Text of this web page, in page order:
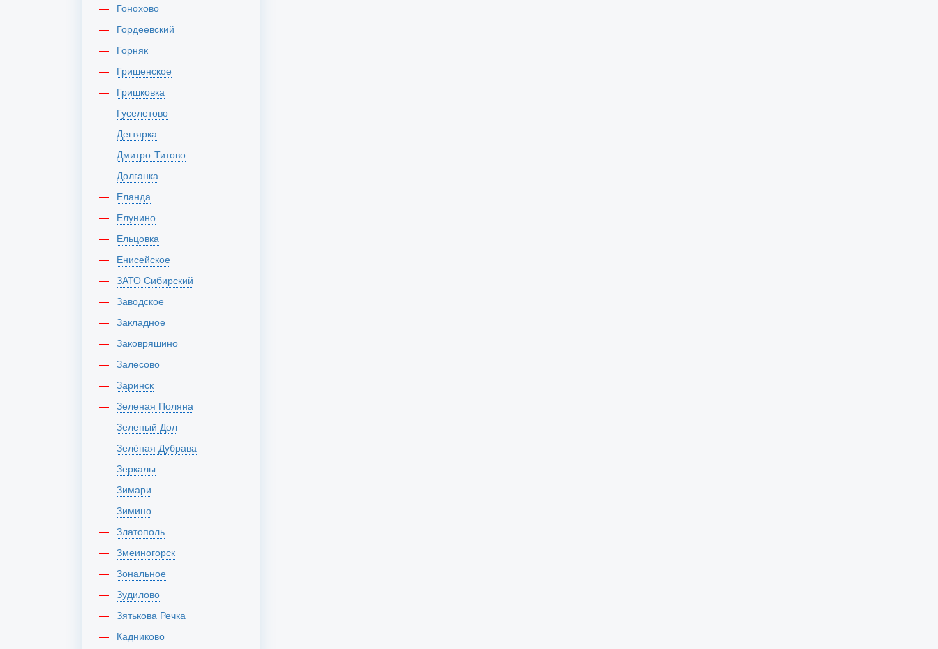
Гонохово
Гордеевский
Горняк
Гришенское
Гришковка
Гуселетово
Дегтярка
Дмитро-Титово
Долганка
Еланда
Елунино
Ельцовка
Енисейское
ЗАТО Сибирский
Заводское
Закладное
Заковряшино
Залесово
Заринск
Зеленая Поляна
Зеленый Дол
Зелёная Дубрава
Зеркалы
Зимари
Зимино
Златополь
Змеиногорск
Зональное
Зудилово
Зятькова Речка
Кадниково